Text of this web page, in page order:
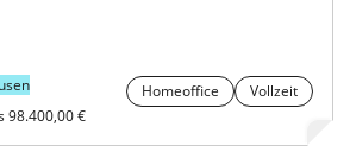
Homeoffice
Vollzeit
98.400,00 €